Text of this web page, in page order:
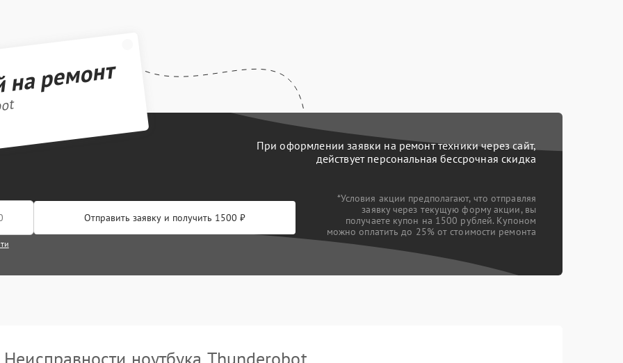
ремонт
При оформлении заявки на ремонт техники через сайт,
действует персональная бессрочная скидка
Отправить заявку и получить 1500 ₽
*Условия акции предполагают, что отправляя
заявку через текущую форму акции, вы
получаете купон на 1500 рублей. Купоном
можно оплатить до 25% от стоимости ремонта